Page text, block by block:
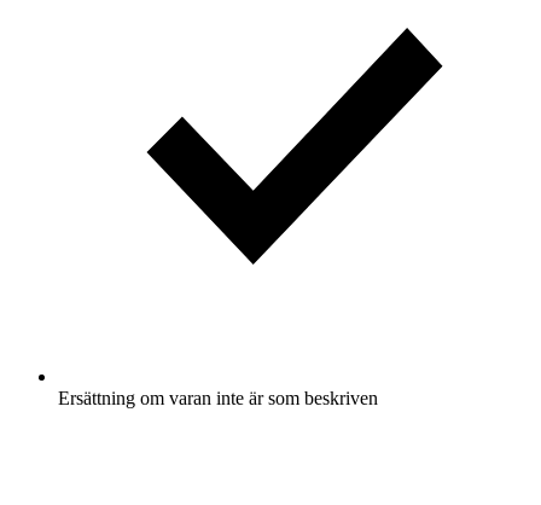
Ersättning om varan inte är som beskriven